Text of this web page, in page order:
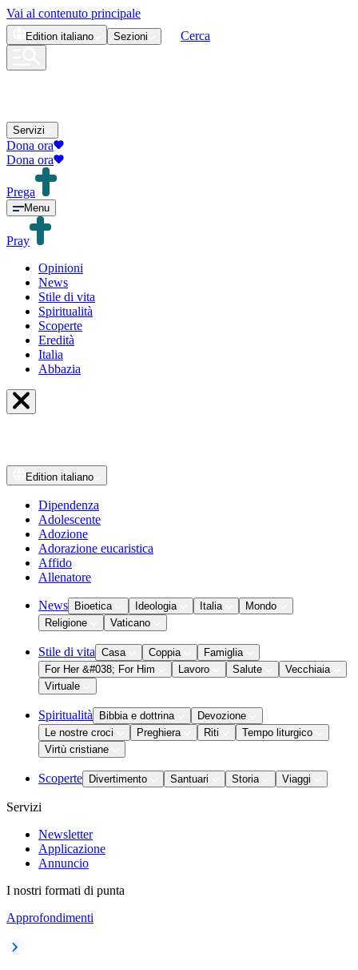
Vai al contenuto principale
Edition italiano Sezioni Cerca
Servizi
Dona ora
Dona ora
Prega
Menu
Pray
Opinioni
News
Stile di vita
Spiritualità
Scoperte
Eredità
Italia
Abbazia
Edition italiano
Dipendenza
Adolescente
Adozione
Adorazione eucaristica
Affido
Allenatore
News Bioetica Ideologia Italia
Mondo
Religione
Vaticano
Stile di vita Casa Coppia
Famiglia
For Her &#038; For Him
Lavoro Salute
Vecchiaia
Virtuale
Spiritualità Bibbia e dottrina
Devozione
Le nostre croci
Preghiera Riti
Tempo liturgico
Virtù cristiane
Scoperte Divertimento Santuari Storia Viaggi
Servizi
Newsletter
Applicazione
Annuncio
I nostri formati di punta
Approfondimenti